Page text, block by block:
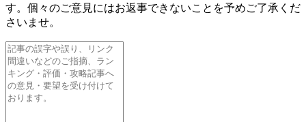
す。個々のご意見にはお返事できないことを予めご了承くだ
さいませ。